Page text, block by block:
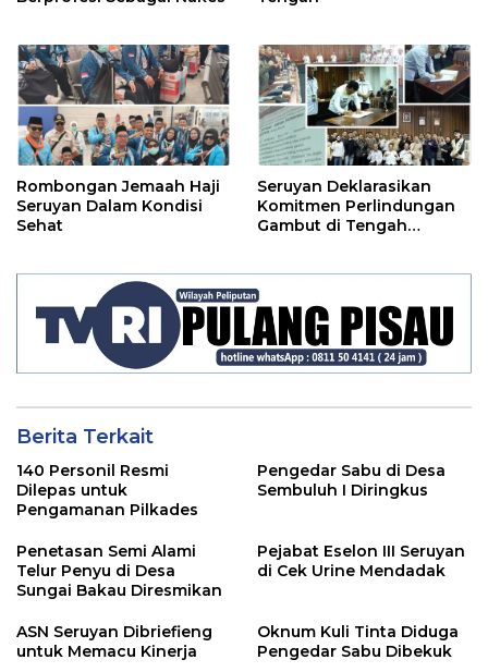
Rombongan Jemaah Haji
Seruyan Dalam Kondisi
Sehat
Seruyan Deklarasikan
Komitmen Perlindungan
Gambut di Tengah
Berita Terkait
140 Personil Resmi
Dilepas untuk
Pengamanan Pilkades
Pengedar Sabu di Desa
Sembuluh I Diringkus
Penetasan Semi Alami
Telur Penyu di Desa
Sungai Bakau Diresmikan
Pejabat Eselon III Seruyan
di Cek Urine Mendadak
ASN Seruyan Dibriefieng
untuk Memacu Kinerja
Oknum Kuli Tinta Diduga
Pengedar Sabu Dibekuk